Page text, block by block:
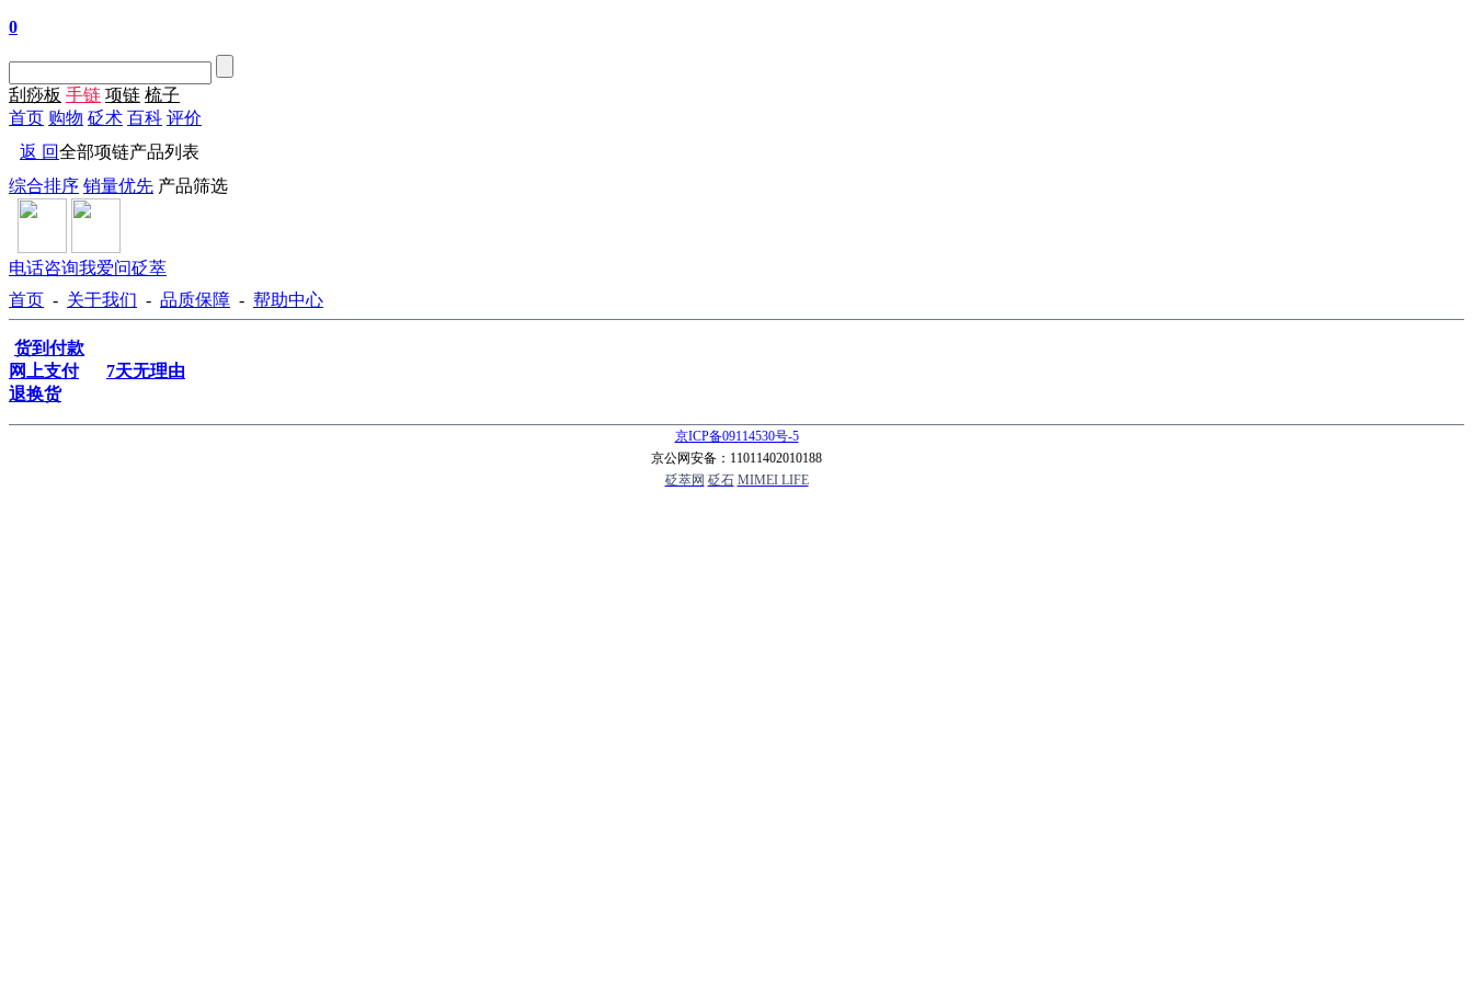
0
刮痧板 手链 项链 梳子
首页 购物 砭术 百科 评价
返 回全部项链产品列表
综合排序 销量优先 产品筛选
电话咨询我爱问砭萃
首页 - 关于我们 - 品质保障 - 帮助中心
货到付款
网上支付
7天无理由
退换货
京ICP备09114530号-5
京公网安备：11011402010188
砭萃网 砭石 MIMEI LIFE